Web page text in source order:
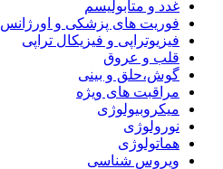
غدد و متابولیسم
فوریت های پزشکی و اورژانس
فیزیوتراپی و فیزیکال تراپی
قلب و عروق
گوش،حلق و بینی
مراقبت های ویژه
میکروبیولوژی
نورولوژی
هماتولوژی
ویروس شناسی